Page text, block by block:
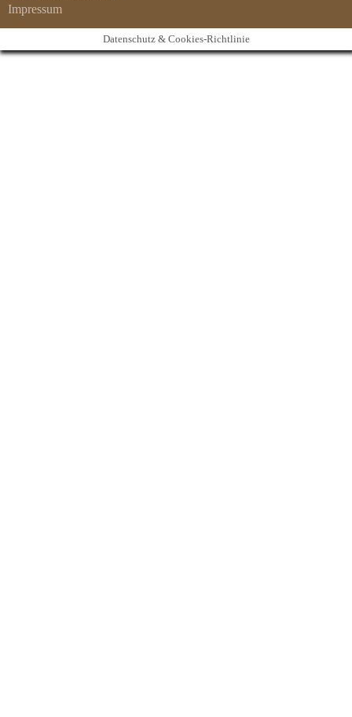
Impressum
Datenschutz & Cookies-Richtlinie